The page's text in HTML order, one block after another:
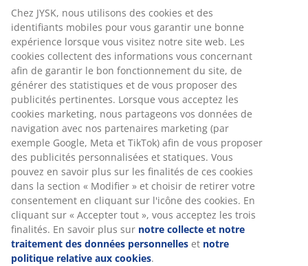
Chez JYSK, nous utilisons des cookies et des
identifiants mobiles pour vous garantir une bonne
expérience lorsque vous visitez notre site web. Les
cookies collectent des informations vous concernant
afin de garantir le bon fonctionnement du site, de
générer des statistiques et de vous proposer des
publicités pertinentes. Lorsque vous acceptez les
cookies marketing, nous partageons vos données de
navigation avec nos partenaires marketing (par
exemple Google, Meta et TikTok) afin de vous proposer
des publicités personnalisées et statiques. Vous
pouvez en savoir plus sur les finalités de ces cookies
dans la section « Modifier » et choisir de retirer votre
consentement en cliquant sur l'icône des cookies. En
cliquant sur « Accepter tout », vous acceptez les trois
finalités. En savoir plus sur notre collecte et notre
traitement des données personnelles et notre
politique relative aux cookies.